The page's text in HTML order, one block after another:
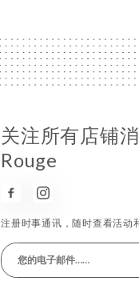
关注所有店铺
Rouge
注册时事通讯，随时查看活动